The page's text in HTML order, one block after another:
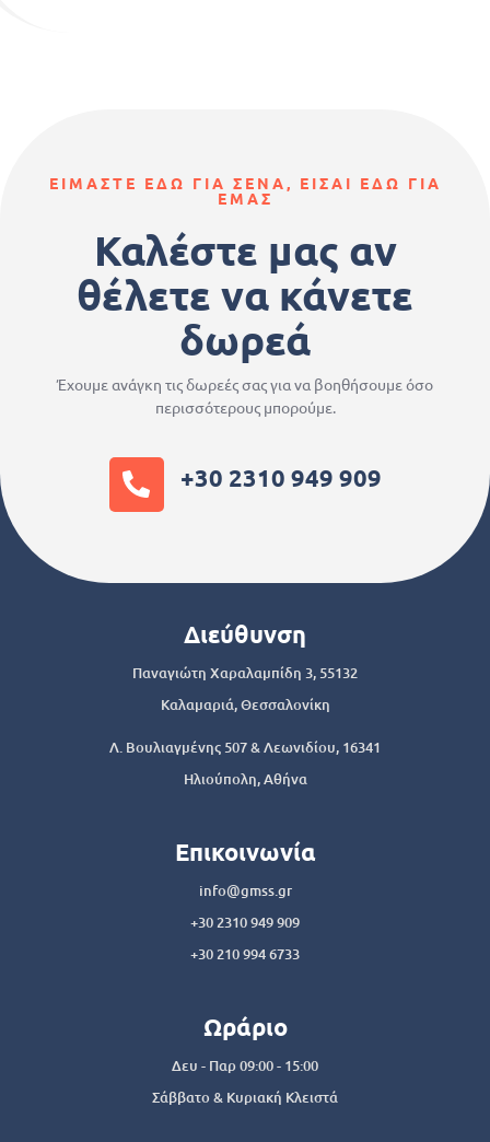
ΕΙΜΑΣΤΕ ΕΔΩ ΓΙΑ ΣΕΝΑ, ΕΙΣΑΙ ΕΔΩ ΓΙΑ
ΕΜΑΣ
Καλέστε μας αν
θέλετε να κάνετε
δωρεά
Έχουμε ανάγκη τις δωρεές σας για να βοηθήσουμε όσο
περισσότερους μπορούμε.
+30 2310 949 909
Διεύθυνση
Παναγιώτη Χαραλαμπίδη 3, 55132
Καλαμαριά, Θεσσαλονίκη
Λ. Βουλιαγμένης 507 & Λεωνιδίου, 16341
Ηλιούπολη, Αθήνα
Επικοινωνία
info@gmss.gr
+30 2310 949 909
+30 210 994 6733
Ωράριο
Δευ - Παρ 09:00 - 15:00
Σάββατο & Κυριακή Κλειστά